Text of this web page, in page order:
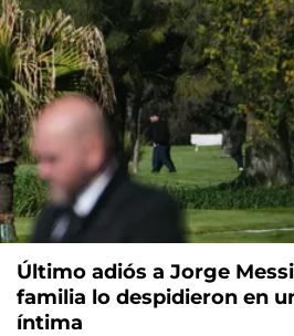
Último adiós a Jorge
familia lo despidieron en
íntima